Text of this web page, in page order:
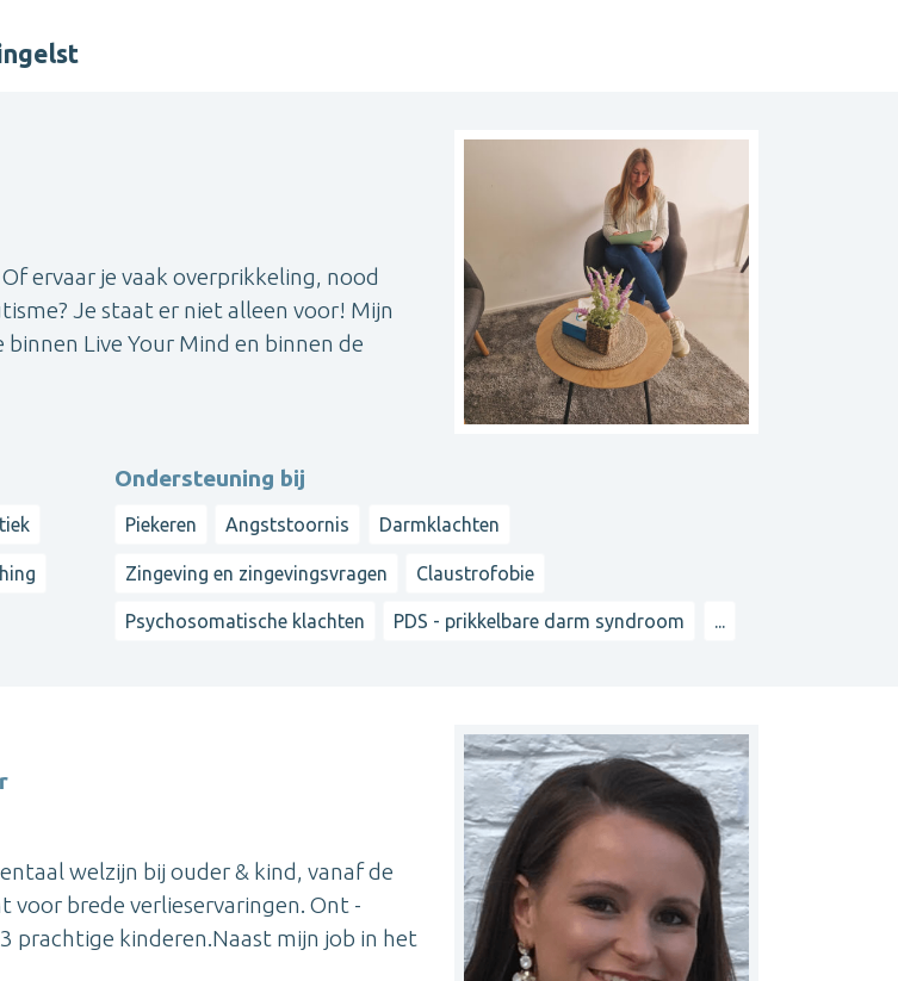
ervaar je vaak overprikkeling, nood
Je staat er niet alleen voor! Mijn
Live Your Mind en binnen de
Ondersteuning bij
Piekeren Angststoornis Darmklachten
Zingeving en zingevingsvragen Claustrofobie
Psychosomatische klachten PDS - prikkelbare darm syndroom ...
welzijn bij ouder & kind, vanaf de
brede verlieservaringen. Ont -
prachtige kinderen.Naast mijn job in het